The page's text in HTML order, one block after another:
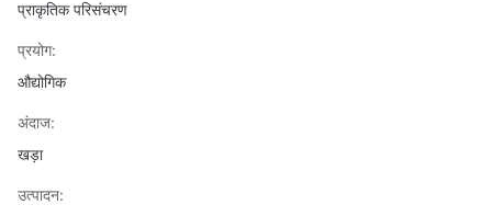
प्राकृतिक परिसंचरण
प्रयोग:
औद्योगिक
अंदाज:
खड़ा
उत्पादन: